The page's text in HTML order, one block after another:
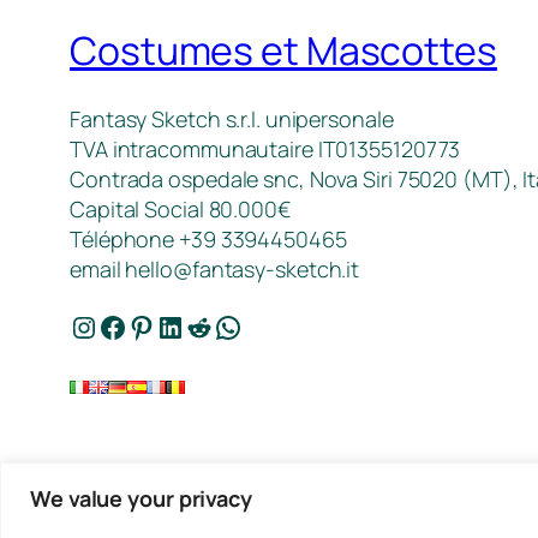
We value your privacy
Costumes et Mascottes
Fantasy Sketch s.r.l. unipersonale
TVA intracommunautaire IT01355120773
Contrada ospedale snc, Nova Siri 75020 (MT),
Capital Social 80.000€
Téléphone +39 3394450465
email hello@fantasy-sketch.it
Instagram Facebook Pinterest LinkedIn Reddit WhatsApp